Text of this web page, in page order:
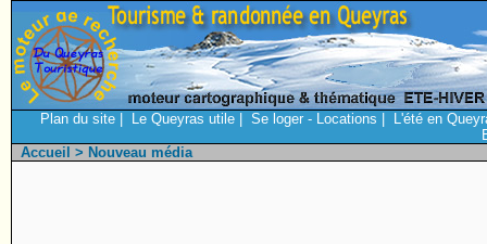
Plan du site Le Queyras utile Se loger - Locations
L'été en
Accueil > Nouveau média